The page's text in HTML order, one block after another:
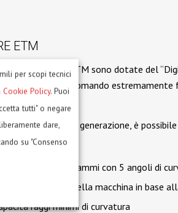
ETM
della serie ETM sono dotate del
un software di comando
di ultima generazione, è possibile
di 99 programmi con 5 angoli di
massime della macchina in base
raggi minimi di curvatura
per scopi tecnici
Cookie Policy. Puoi
tutti" o negare
dare,
su "Consenso